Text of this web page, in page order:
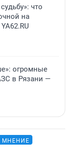
что
на
огромные
в Рязани —
МНЕНИЕ